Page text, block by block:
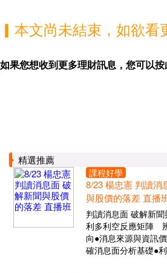
▎本文尚未結束，如欲
如果您想收到更多理財訊息，您可以按
精選推薦
課程好學
8/23 楊忠憲 判讀消
與股價的落差 直播
判讀消息面 破解新
利多利空反應矩陣
向●消息來源與資訊
確消息面分析基礎●